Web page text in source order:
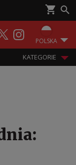
POLSKA
KATEGORIE